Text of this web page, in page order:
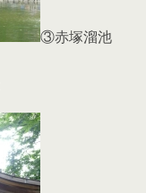
③赤塚溜池